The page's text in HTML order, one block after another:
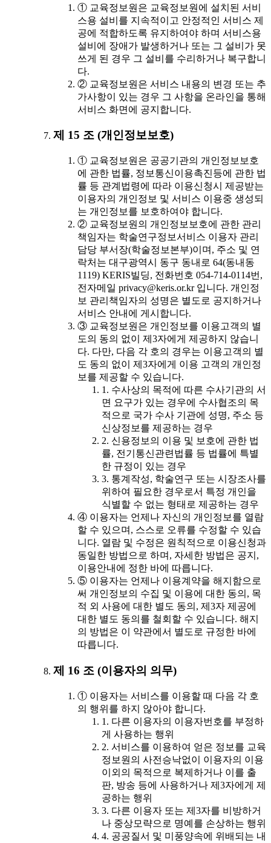
① 교육정보원은 교육정보원에 설치된 서비
스용 설비를 지속적이고 안정적인 서비스 제
공에 적합하도록 유지하여야 하며 서비스용
설비에 장애가 발생하거나 또는 그 설비가 못
쓰게 된 경우 그 설비를 수리하거나 복구합니
다.
② 교육정보원은 서비스 내용의 변경 또는 추
가사항이 있는 경우 그 사항을 온라인을 통해
서비스 화면에 공지합니다.
제 15 조 (개인정보보호)
① 교육정보원은 공공기관의 개인정보보호
에 관한 법률, 정보통신이용촉진등에 관한 법
률 등 관계법령에 따라 이용신청시 제공받는
이용자의 개인정보 및 서비스 이용중 생성되
는 개인정보를 보호하여야 합니다.
② 교육정보원의 개인정보보호에 관한 관리
책임자는 학술연구정보서비스 이용자 관리
담당 부서장(학술정보본부)이며, 주소 및 연
락처는 대구광역시 동구 동내로 64(동내동
1119) KERIS빌딩, 전화번호 054-714-0114번,
전자메일 privacy@keris.or.kr 입니다. 개인정
보 관리책임자의 성명은 별도로 공지하거나
서비스 안내에 게시합니다.
③ 교육정보원은 개인정보를 이용고객의 별
도의 동의 없이 제3자에게 제공하지 않습니
다. 다만, 다음 각 호의 경우는 이용고객의 별
도 동의 없이 제3자에게 이용 고객의 개인정
보를 제공할 수 있습니다.
1. 수사상의 목적에 따른 수사기관의 서
면 요구가 있는 경우에 수사협조의 목
적으로 국가 수사 기관에 성명, 주소 등
신상정보를 제공하는 경우
2. 신용정보의 이용 및 보호에 관한 법
률, 전기통신관련법률 등 법률에 특별
한 규정이 있는 경우
3. 통계작성, 학술연구 또는 시장조사를
위하여 필요한 경우로서 특정 개인을
식별할 수 없는 형태로 제공하는 경우
④ 이용자는 언제나 자신의 개인정보를 열람
할 수 있으며, 스스로 오류를 수정할 수 있습
니다. 열람 및 수정은 원칙적으로 이용신청과
동일한 방법으로 하며, 자세한 방법은 공지,
이용안내에 정한 바에 따릅니다.
⑤ 이용자는 언제나 이용계약을 해지함으로
써 개인정보의 수집 및 이용에 대한 동의, 목
적 외 사용에 대한 별도 동의, 제3자 제공에
대한 별도 동의를 철회할 수 있습니다. 해지
의 방법은 이 약관에서 별도로 규정한 바에
따릅니다.
제 16 조 (이용자의 의무)
① 이용자는 서비스를 이용할 때 다음 각 호
의 행위를 하지 않아야 합니다.
1. 다른 이용자의 이용자번호를 부정하
게 사용하는 행위
2. 서비스를 이용하여 얻은 정보를 교육
정보원의 사전승낙없이 이용자의 이용
이외의 목적으로 복제하거나 이를 출
판, 방송 등에 사용하거나 제3자에게 제
공하는 행위
3. 다른 이용자 또는 제3자를 비방하거
나 중상모략으로 명예를 손상하는 행위
4. 공공질서 및 미풍양속에 위배되는 내